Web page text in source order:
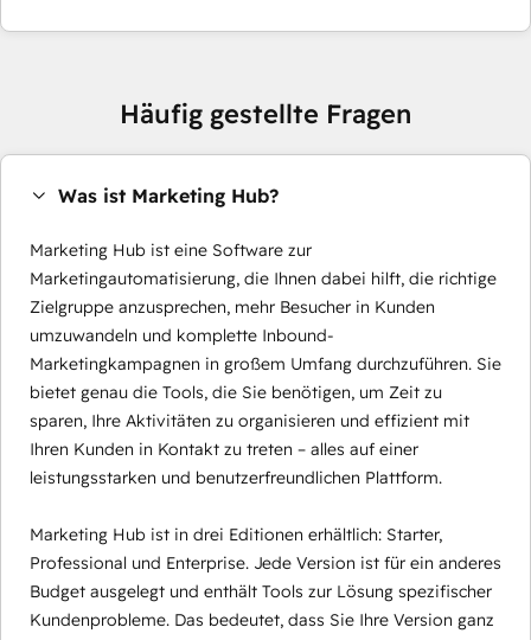
Häufig gestellte Fragen
Was ist Marketing Hub?
Marketing Hub ist eine Software zur
Marketingautomatisierung, die Ihnen dabei hilft, die richtige
Zielgruppe anzusprechen, mehr Besucher in Kunden
umzuwandeln und komplette Inbound-
Marketingkampagnen in großem Umfang durchzuführen. Sie
bietet genau die Tools, die Sie benötigen, um Zeit zu
sparen, Ihre Aktivitäten zu organisieren und effizient mit
Ihren Kunden in Kontakt zu treten – alles auf einer
leistungsstarken und benutzerfreundlichen Plattform.
Marketing Hub ist in drei Editionen erhältlich: Starter,
Professional und Enterprise. Jede Version ist für ein anderes
Budget ausgelegt und enthält Tools zur Lösung spezifischer
Kundenprobleme. Das bedeutet, dass Sie Ihre Version ganz